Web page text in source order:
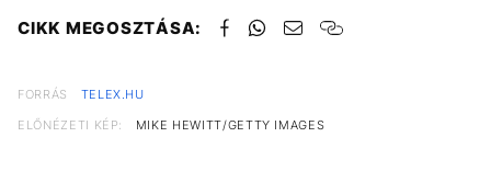
CIKK MEGOSZTÁSA:
FORRÁS
TELEX.HU
ELŐNÉZETI KÉP:
MIKE HEWITT/GETTY IMAGES